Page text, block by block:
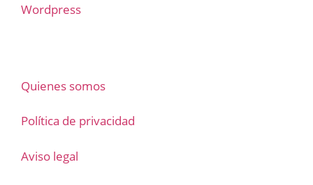
Wordpress
Quienes somos
Política de privacidad
Aviso legal